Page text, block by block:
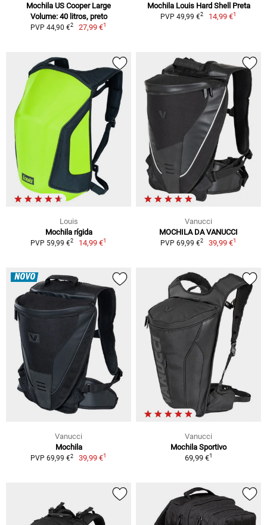
Mochila US Cooper Large
Volume: 40 litros, preto
PVP 44,90 €2 27,99 €1
Mochila Louis Hard Shell Preta
PVP 49,99 €2 14,99 €1
Louis
Mochila rígida
PVP 59,99 €2 14,99 €1
Vanucci
MOCHILA DA VANUCCI
PVP 69,99 €2 39,99 €1
NOVO
Vanucci
Mochila
PVP 69,99 €2 39,99 €1
Vanucci
Mochila Sportivo
69,99 €1